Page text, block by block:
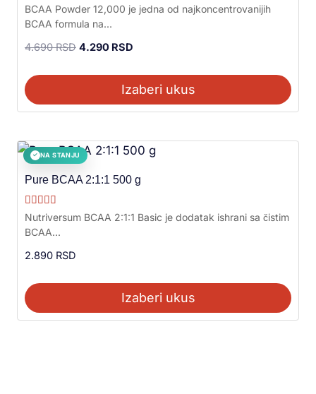
Ocenjeno sa
5.00
od 5
BCAA Powder 12,000 je jedna od najkoncentrovanijih
BCAA formula na...
4.690RSD 4.290 RSD
Izaberi ukus
✓ NA STANJU
Pure BCAA 2:1:1 500 g
Ocenjeno sa
5.00
od 5
Nutriversum BCAA 2:1:1 Basic je dodatak ishrani sa čistim
BCAA...
2.890 RSD
Izaberi ukus